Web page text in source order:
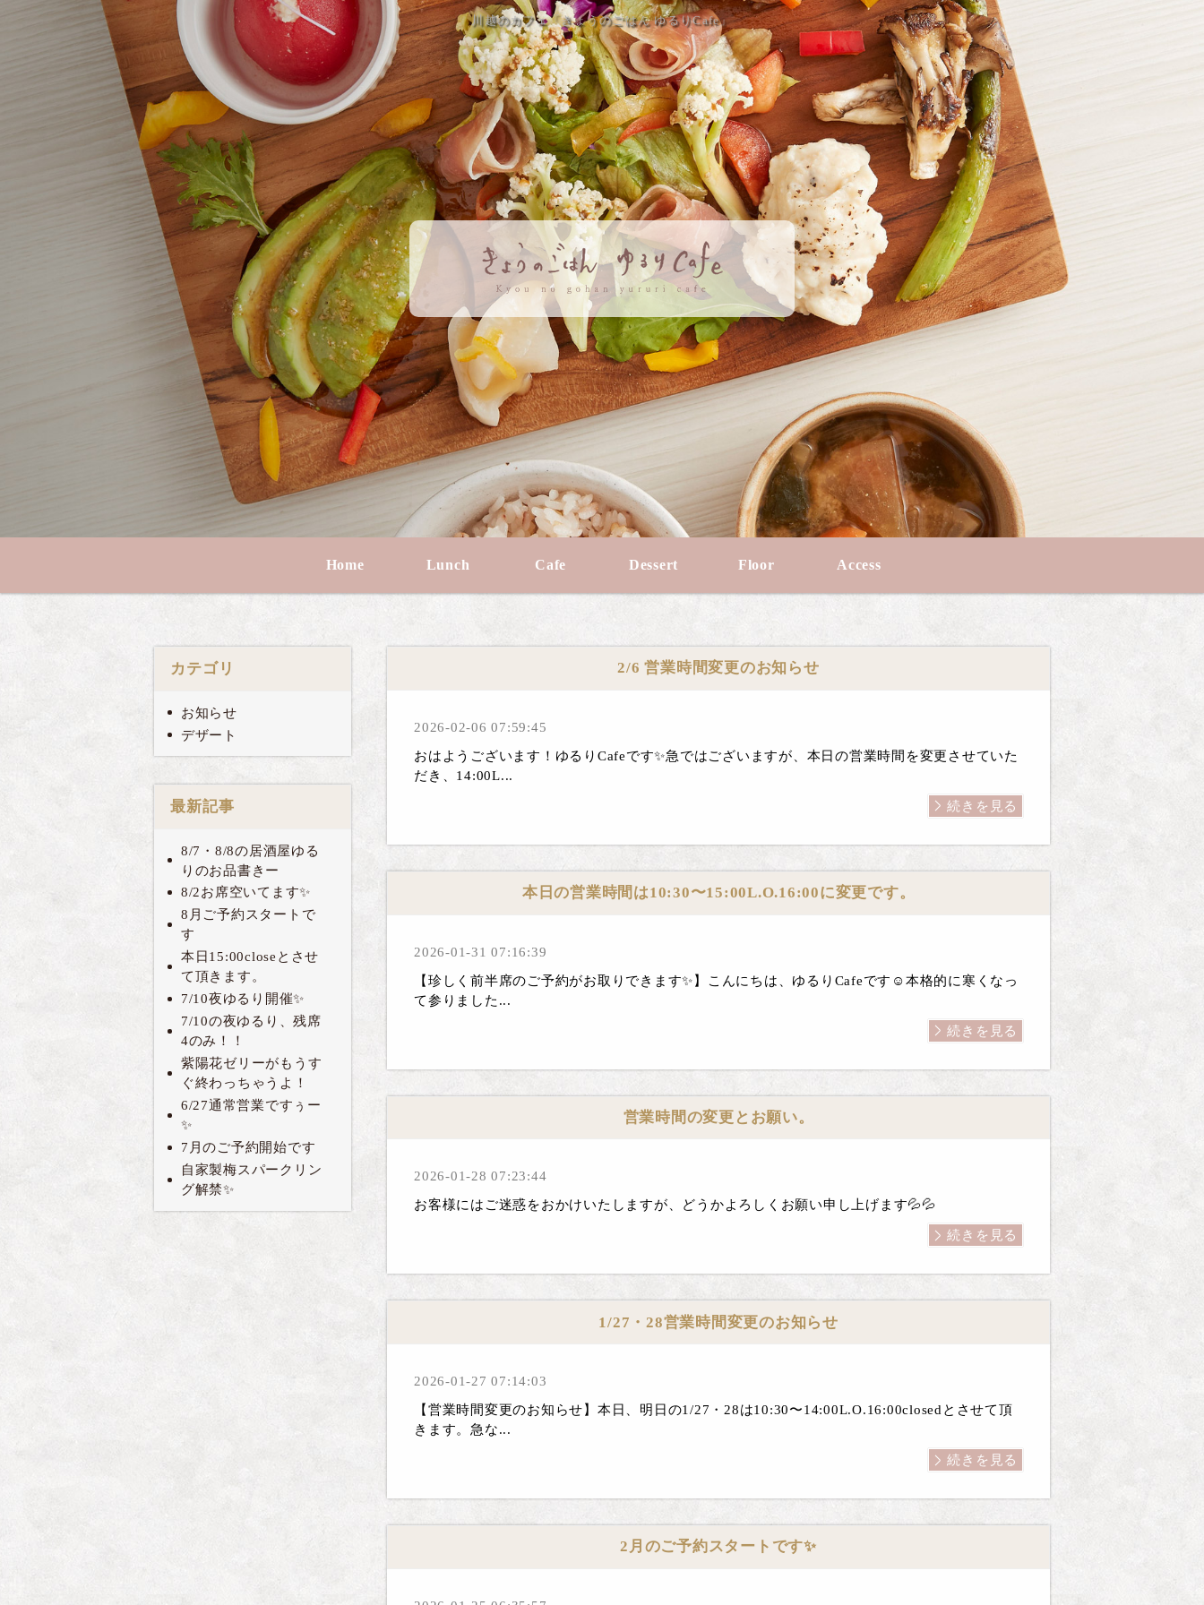
川越のカフェ「きょうのごはん ゆるりCafe」
Home Lunch Cafe Dessert Floor Access
カテゴリ
お知らせ
デザート
最新記事
8/7・8/8の居酒屋ゆる
りのお品書きー
8/2お席空いてます✨
8月ご予約スタートで
す
本日15:00closeとさせ
て頂きます。
7/10夜ゆるり開催✨
7/10の夜ゆるり、残席
4のみ！！
紫陽花ゼリーがもうす
ぐ終わっちゃうよ！
6/27通常営業ですぅー
✨
7月のご予約開始です
自家製梅スパークリン
グ解禁✨
2/6 営業時間変更のお知らせ
2026-02-06 07:59:45
おはようございます！ゆるりCafeです✨急ではございますが、本日の営業時間を変更させていた
だき、14:00L...
続きを見る
本日の営業時間は10:30〜15:00L.O.16:00に変更です。
2026-01-31 07:16:39
【珍しく前半席のご予約がお取りできます✨】こんにちは、ゆるりCafeです☺️本格的に寒くなっ
て参りました...
続きを見る
営業時間の変更とお願い。
2026-01-28 07:23:44
お客様にはご迷惑をおかけいたしますが、どうかよろしくお願い申し上げます💦💦
続きを見る
1/27・28営業時間変更のお知らせ
2026-01-27 07:14:03
【営業時間変更のお知らせ】本日、明日の1/27・28は10:30〜14:00L.O.16:00closedとさせて頂
きます。急な...
続きを見る
2月のご予約スタートです✨